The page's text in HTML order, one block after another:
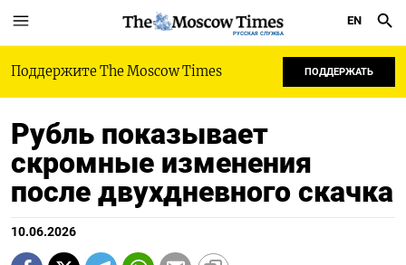
РУССКАЯ СЛУЖБА
EN
Поддержите The Moscow Times ПОДДЕРЖАТЬ
Рубль показывает
скромные изменения
после двухдневного скачка
10.06.2026